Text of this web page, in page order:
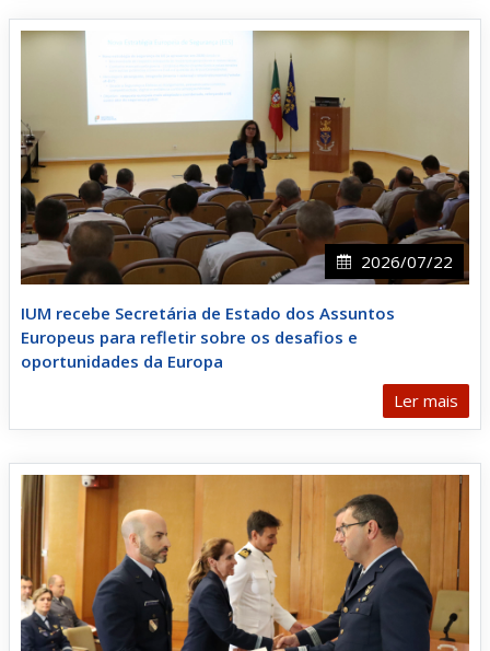
2026/07/22
IUM recebe Secretária de Estado dos Assuntos
Europeus para refletir sobre os desafios e
oportunidades da Europa
Ler mais